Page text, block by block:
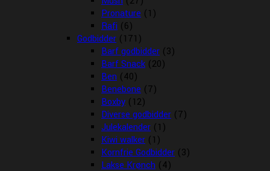
Pronature (1)
Rafi (6)
Godbidder (171)
Barf godbidder (3)
Barf Snack (20)
Ben (40)
Benebone (7)
Boxby (12)
Diverse godbidder (7)
Julekalender (1)
Kiwi walker (1)
Kornfrie Godbidder (3)
Lakse Krønch (4)